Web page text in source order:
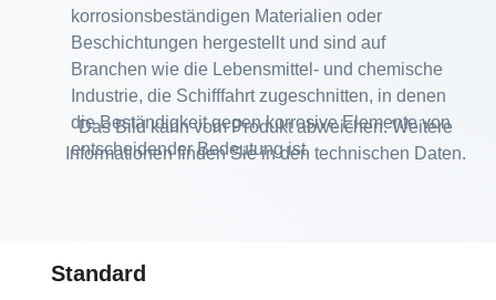
Das Bild kann vom Produkt abweichen. Weitere
Informationen finden Sie in den technischen Daten.
korrosionsbeständigen Materialien oder
Beschichtungen hergestellt und sind auf
Branchen wie die Lebensmittel- und chemische
Industrie, die Schifffahrt zugeschnitten, in denen
die Beständigkeit gegen korrosive Elemente von
entscheidender Bedeutung ist.
Standard